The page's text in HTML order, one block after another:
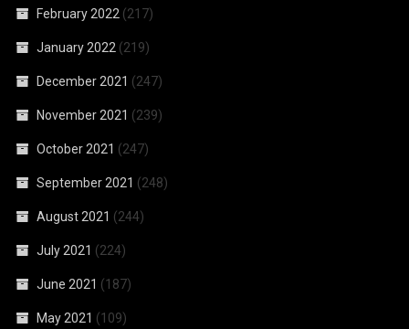
February 2022 (217)
January 2022 (219)
December 2021 (247)
November 2021 (239)
October 2021 (247)
September 2021 (248)
August 2021 (244)
July 2021 (224)
June 2021 (187)
May 2021 (109)